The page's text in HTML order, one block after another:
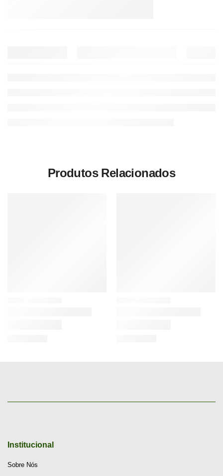
Produtos Relacionados
Institucional
Sobre Nós